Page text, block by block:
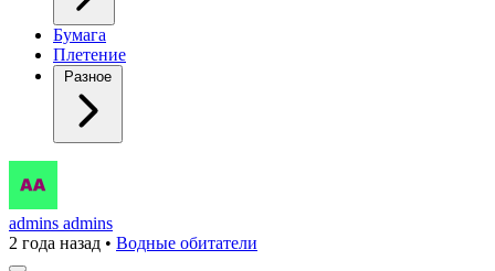
Бумага
Плетение
Разное
Создайте
уникального
вязаного
admins admins
2 года назад • Водные обитатели